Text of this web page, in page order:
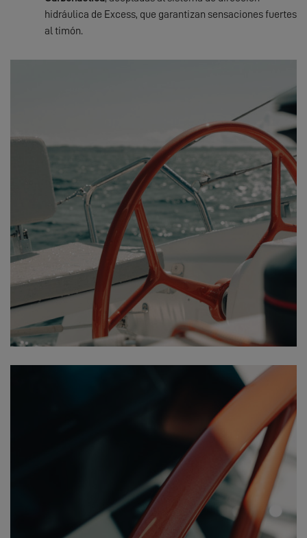
hidráulica de Excess, que garantizan sensaciones fuertes
al timón.